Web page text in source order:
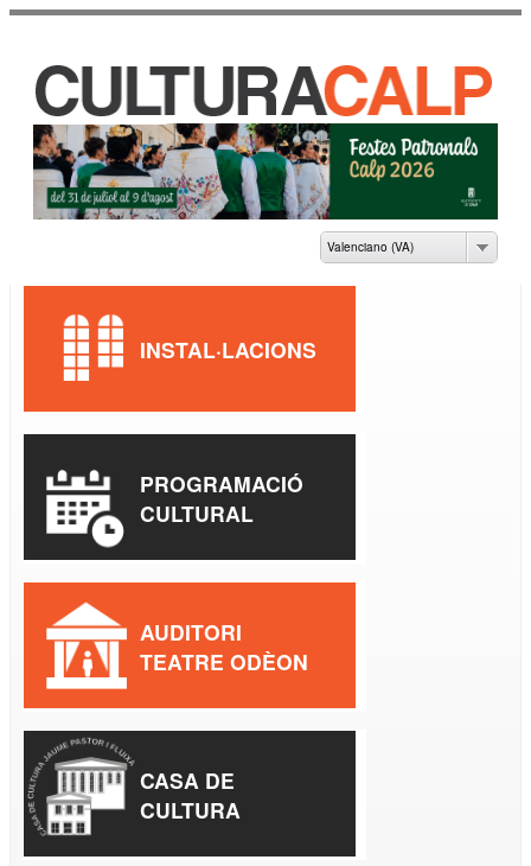
CASA DE CULTURA
JAUME PASTOR I
Valenciano (VA)
INSTAL·LACIONS
PROGRAMACIÓ
CULTURAL
AUDITORI
TEATRE ODÈON
CASA DE
CULTURA